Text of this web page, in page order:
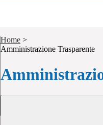
Home >
Amministrazione Trasparente